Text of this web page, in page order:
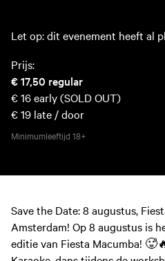
Let op: dit evenement heeft al
Prijs:
€ 17,50 regular
€ 16early (SOLD OUT)
€ 19 late / door
Minimumleeftijd 18+
Save the Date: 8 augustus,
Amsterdam! Op 8 augustus is
editie van Fiesta Macumba!